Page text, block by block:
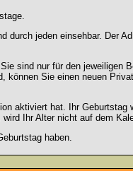
durch jeden einsehbar. Der
sind nur für den jeweiligen
können Sie einen neuen
aktiviert hat. Ihr
Ihr Alter nicht auf dem
haben.